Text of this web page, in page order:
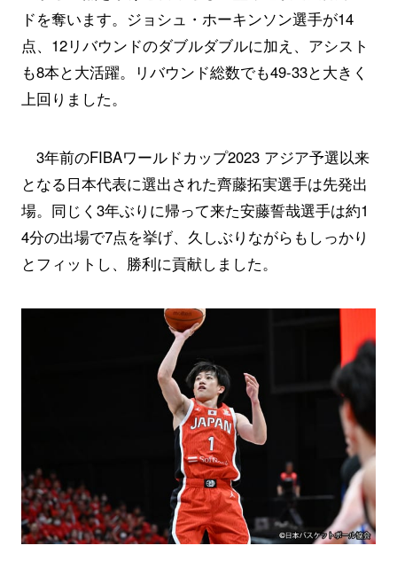
ドを奪います。ジョシュ・ホーキンソン選手が14
点、12リバウンドのダブルダブルに加え、アシスト
も8本と大活躍。リバウンド総数でも49-33と大きく
上回りました。
3年前のFIBAワールドカップ2023 アジア予選以来
となる日本代表に選出された齊藤拓実選手は先発出
場。同じく3年ぶりに帰って来た安藤誓哉選手は約1
4分の出場で7点を挙げ、久しぶりながらもしっかり
とフィットし、勝利に貢献しました。